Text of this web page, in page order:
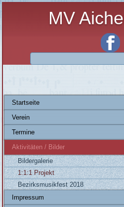
MV
Startseite
Verein
Termine
Aktivitäten / Bilder
Bildergalerie
1:1:1 Projekt
Bezirksmusikfest 2018
Impressum